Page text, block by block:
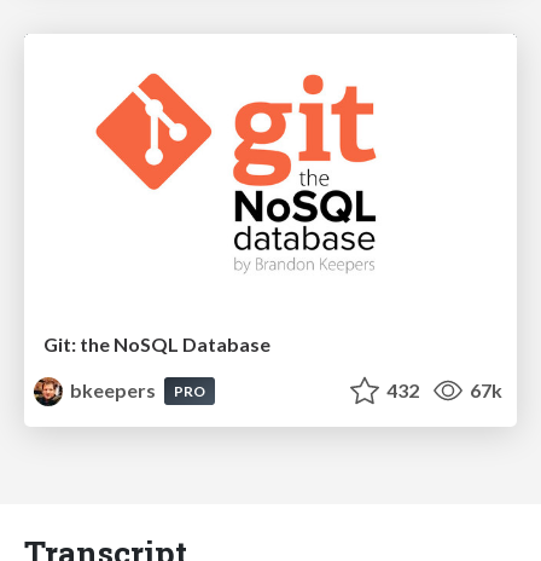
Git: the NoSQL Database
bkeepers
PRO 432 67k
Transcript